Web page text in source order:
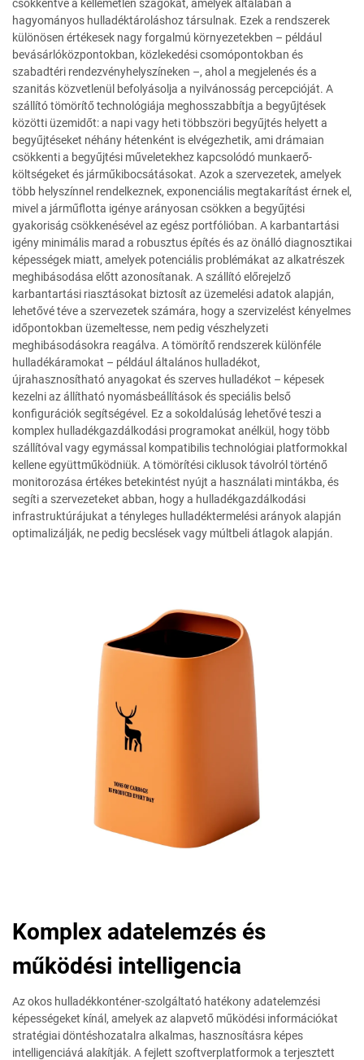
csökkentve a kellemetlen szagokat, amelyek általában a
hagyományos hulladéktároláshoz társulnak. Ezek a rendszerek
különösen értékesek nagy forgalmú környezetekben – például
bevásárlóközpontokban, közlekedési csomópontokban és
szabadtéri rendezvényhelyszíneken –, ahol a megjelenés és a
szanitás közvetlenül befolyásolja a nyilvánosság percepcióját. A
szállító tömörítő technológiája meghosszabbítja a begyűjtések
közötti üzemidőt: a napi vagy heti többszöri begyűjtés helyett a
begyűjtéseket néhány hétenként is elvégezhetik, ami drámaian
csökkenti a begyűjtési műveletekhez kapcsolódó munkaerő-
költségeket és járműkibocsátásokat. Azok a szervezetek, amelyek
több helyszínnel rendelkeznek, exponenciális megtakarítást érnek el,
mivel a járműflotta igénye arányosan csökken a begyűjtési
gyakoriság csökkenésével az egész portfólióban. A karbantartási
igény minimális marad a robusztus építés és az önálló diagnosztikai
képességek miatt, amelyek potenciális problémákat az alkatrészek
meghibásodása előtt azonosítanak. A szállító előrejelző
karbantartási riasztásokat biztosít az üzemelési adatok alapján,
lehetővé téve a szervezetek számára, hogy a szervizelést kényelmes
időpontokban üzemeltesse, nem pedig vészhelyzeti
meghibásodásokra reagálva. A tömörítő rendszerek különféle
hulladékáramokat – például általános hulladékot,
újrahasznosítható anyagokat és szerves hulladékot – képesek
kezelni az állítható nyomásbeállítások és speciális belső
konfigurációk segítségével. Ez a sokoldalúság lehetővé teszi a
komplex hulladékgazdálkodási programokat anélkül, hogy több
szállítóval vagy egymással kompatibilis technológiai platformokkal
kellene együttműködniük. A tömörítési ciklusok távolról történő
monitorozása értékes betekintést nyújt a használati mintákba, és
segíti a szervezeteket abban, hogy a hulladékgazdálkodási
infrastruktúrájukat a tényleges hulladéktermelési arányok alapján
optimalizálják, ne pedig becslések vagy múltbeli átlagok alapján.
Komplex adatelemzés és
működési intelligencia
Az okos hulladékkonténer-szolgáltató hatékony adatelemzési
képességeket kínál, amelyek az alapvető működési információkat
stratégiai döntéshozatalra alkalmas, hasznosításra képes
intelligenciává alakítják. A fejlett szoftverplatformok a terjesztett